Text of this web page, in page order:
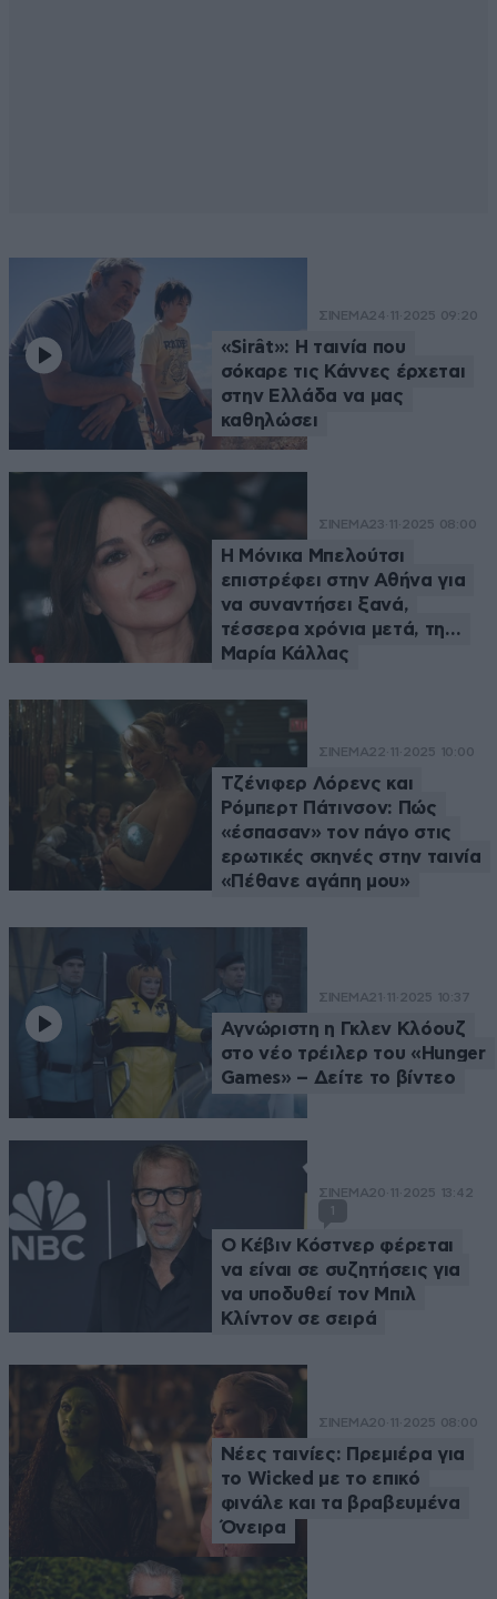
ΣΙΝΕΜΑ24·11·2025 09:20
«Sirât»: Η ταινία που
σόκαρε τις Κάννες έρχεται
στην Ελλάδα να μας
καθηλώσει
ΣΙΝΕΜΑ23·11·2025 08:00
Η Μόνικα Μπελούτσι
επιστρέφει στην Αθήνα για
να συναντήσει ξανά,
τέσσερα χρόνια μετά, τη…
Μαρία Κάλλας
ΣΙΝΕΜΑ22·11·2025 10:00
Τζένιφερ Λόρενς και
Ρόμπερτ Πάτινσον: Πώς
«έσπασαν» τον πάγο στις
ερωτικές σκηνές στην ταινία
«Πέθανε αγάπη μου»
ΣΙΝΕΜΑ21·11·2025 10:37
Αγνώριστη η Γκλεν Κλόουζ
στο νέο τρέιλερ του «Hunger
Games» – Δείτε το βίντεο
ΣΙΝΕΜΑ20·11·2025 13:42
Ο Κέβιν Κόστνερ φέρεται
να είναι σε συζητήσεις για
να υποδυθεί τον Μπιλ
Κλίντον σε σειρά
ΣΙΝΕΜΑ20·11·2025 08:00
Νέες ταινίες: Πρεμιέρα για
το Wicked με το επικό
φινάλε και τα βραβευμένα
Όνειρα